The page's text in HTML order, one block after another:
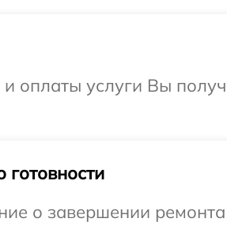
оплаты услуги Вы
о завершении